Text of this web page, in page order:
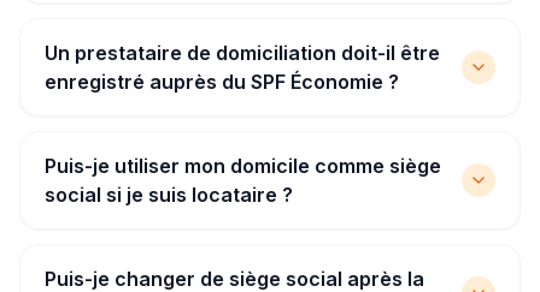
Un prestataire de domiciliation doit-il être
enregistré auprès du SPF Économie ?
Puis-je utiliser mon domicile comme siège
social si je suis locataire ?
Puis-je changer de siège social après la